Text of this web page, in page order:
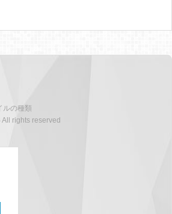
ルの種類
rights reserved